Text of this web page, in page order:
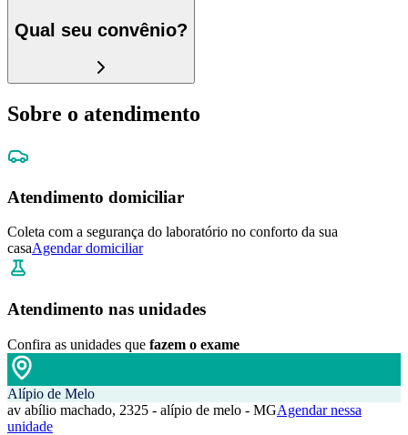
Qual seu convênio?
Sobre o atendimento
Atendimento domiciliar
Coleta com a segurança do laboratório no conforto da sua
casaAgendar domiciliar
Atendimento nas unidades
Confira as unidades que fazem o exame
Alípio de Melo
av abílio machado, 2325 - alípio de melo - MGAgendar nessa
unidade